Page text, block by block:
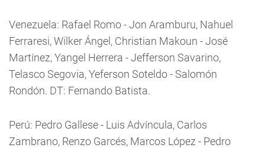
Venezuela: Rafael Romo - Jon Aramburu, Nahuel
Ferraresi, Wilker Ángel, Christian Makoun - José
Martínez, Yangel Herrera - Jefferson Savarino,
Telasco Segovia, Yeferson Soteldo - Salomón
Rondón. DT: Fernando Batista.
Perú: Pedro Gallese - Luis Advíncula, Carlos
Zambrano, Renzo Garcés, Marcos López - Pedro